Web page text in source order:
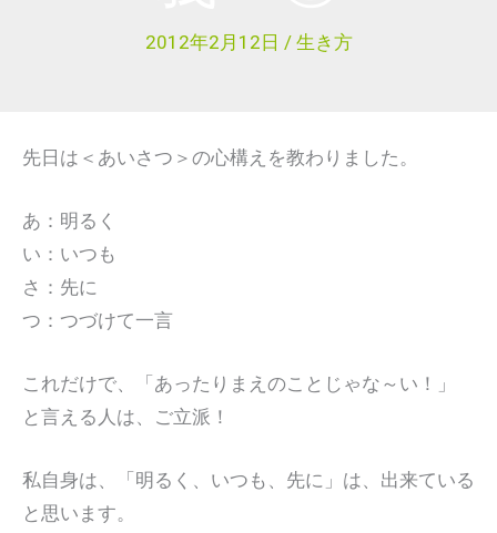
2012年2月12日 / 生き方
先日は＜あいさつ＞の心構えを教わりました。
あ：明るく
い：いつも
さ：先に
つ：つづけて一言
これだけで、「あったりまえのことじゃな～い！」
と言える人は、ご立派！
私自身は、「明るく、いつも、先に」は、出来ている
と思います。